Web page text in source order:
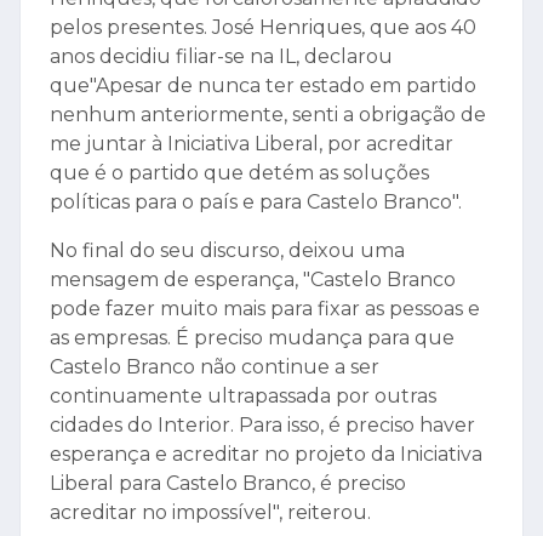
pelos presentes. José Henriques, que aos 40
anos decidiu filiar-se na IL, declarou
que"Apesar de nunca ter estado em partido
nenhum anteriormente, senti a obrigação de
me juntar à Iniciativa Liberal, por acreditar
que é o partido que detém as soluções
políticas para o país e para Castelo Branco".
No final do seu discurso, deixou uma
mensagem de esperança, "Castelo Branco
pode fazer muito mais para fixar as pessoas e
as empresas. É preciso mudança para que
Castelo Branco não continue a ser
continuamente ultrapassada por outras
cidades do Interior. Para isso, é preciso haver
esperança e acreditar no projeto da Iniciativa
Liberal para Castelo Branco, é preciso
acreditar no impossível", reiterou.